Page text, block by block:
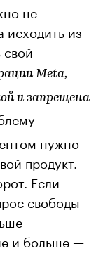
не
исходить из
свой
Meta,
и запрещена
нужно
продукт.
Если
свободы
и больше —